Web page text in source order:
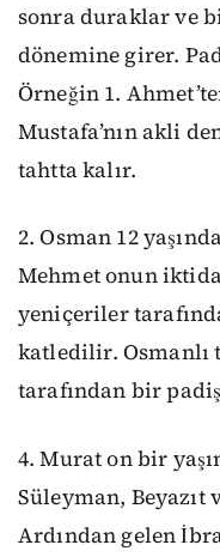
sonra duraklar ve
dönemine girer.
Örneğin 1.
Mustafa’nın akli
tahtta kalır.
2. Osman 12
Mehmet onun
yeniçeriler
katledilir.
tarafından bir
4. Murat on bir
Süleyman, Beyazıt
Ardından gelen